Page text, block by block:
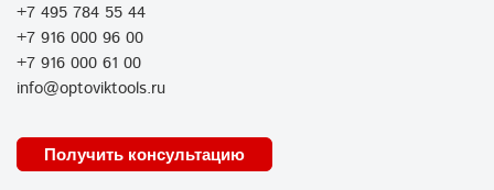
+7 495 784 55 44
+7 916 000 96 00
+7 916 000 61 00
info@optoviktools.ru
Получить консультацию